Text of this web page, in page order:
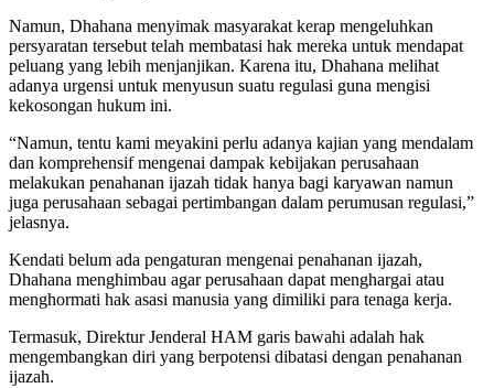
Namun, Dhahana menyimak masyarakat kerap mengeluhkan
persyaratan tersebut telah membatasi hak mereka untuk mendapat
peluang yang lebih menjanjikan. Karena itu, Dhahana melihat
adanya urgensi untuk menyusun suatu regulasi guna mengisi
kekosongan hukum ini.
“Namun, tentu kami meyakini perlu adanya kajian yang mendalam
dan komprehensif mengenai dampak kebijakan perusahaan
melakukan penahanan ijazah tidak hanya bagi karyawan namun
juga perusahaan sebagai pertimbangan dalam perumusan regulasi,”
jelasnya.
Kendati belum ada pengaturan mengenai penahanan ijazah,
Dhahana menghimbau agar perusahaan dapat menghargai atau
menghormati hak asasi manusia yang dimiliki para tenaga kerja.
Termasuk, Direktur Jenderal HAM garis bawahi adalah hak
mengembangkan diri yang berpotensi dibatasi dengan penahanan
ijazah.